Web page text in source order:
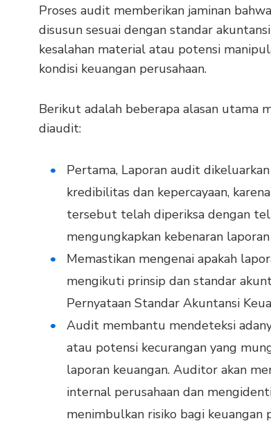
Proses audit memberikan jaminan
disusun sesuai dengan standar
kesalahan material atau potensi
kondisi keuangan perusahaan.
Berikut adalah beberapa alasan utama
diaudit:
Pertama, Laporan audit
kredibilitas dan kepercayaan,
tersebut telah diperiksa dengan
mengungkapkan kebenaran
Memastikan mengenai apakah
mengikuti prinsip dan standar
Pernyataan Standar Akuntansi
Audit membantu mendeteksi
atau potensi kecurangan yang
laporan keuangan. Auditor akan
internal perusahaan dan
menimbulkan risiko bagi keuangan